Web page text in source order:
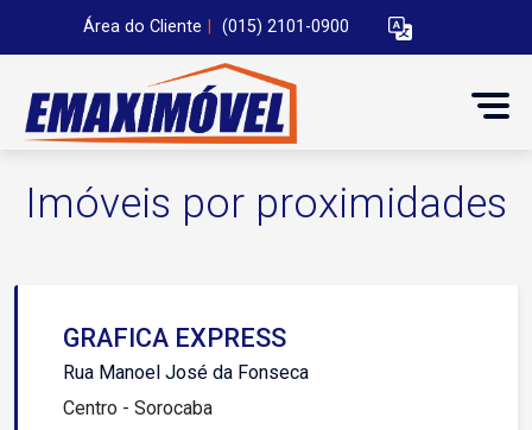
Área do Cliente (015) 2101-0900
Imóveis por proximidades
GRAFICA EXPRESS
Rua Manoel José da Fonseca
Centro - Sorocaba